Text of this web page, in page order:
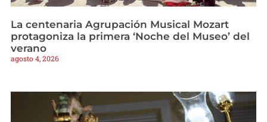
La centenaria Agrupación Musical Mozart
protagoniza la primera ‘Noche del Museo’ del
verano
agosto 4, 2026